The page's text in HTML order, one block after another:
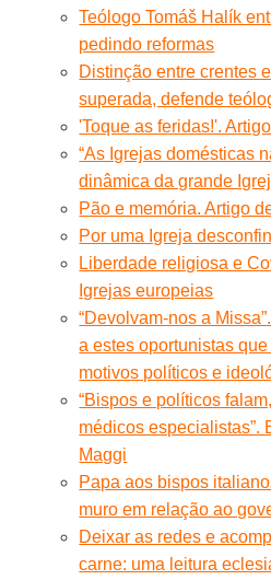
Teólogo Tomáš Halík
pedindo reformas
Distinção entre crentes
superada, defende
'Toque as feridas!'.
“As Igrejas domésticas
dinâmica da grande
Pão e memória. Artigo
Por uma Igreja
Liberdade religiosa e
Igrejas europeias
“Devolvam-nos a
a estes oportunistas
motivos políticos e
“Bispos e políticos
médicos especialistas”.
Maggi
Papa aos bispos
muro em relação ao
Deixar as redes e
carne: uma leitura